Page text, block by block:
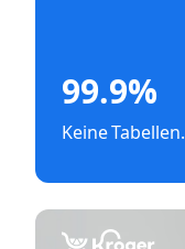
99.9%
Keine